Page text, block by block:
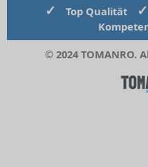
✓ Top Qualität ✓
© 2024 TOMANRO.